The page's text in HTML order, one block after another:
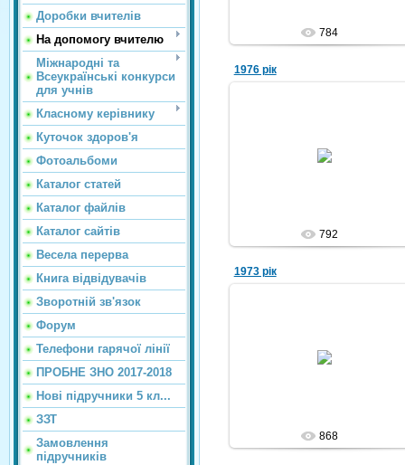
Доробки вчителів
На допомогу вчителю
Міжнародні та
Всеукраїнські конкурси
для учнів
Класному керівнику
Куточок здоров'я
Фотоальбоми
Каталог статей
Каталог файлів
Каталог сайтiв
Весела перерва
Книга відвідувачів
Зворотній зв'язок
Форум
Телефони гарячої лінії
ПРОБНЕ ЗНО 2017-2018
Нові підручники 5 кл...
ЗЗТ
Замовлення
підручників
784
1976 рік
792
1973 рік
868